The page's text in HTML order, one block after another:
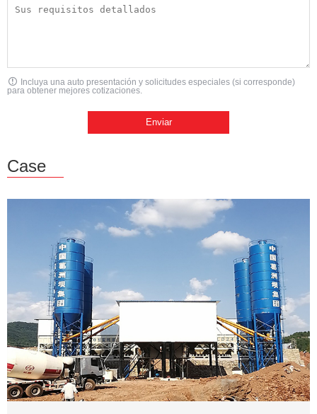
Incluya una auto presentación y solicitudes especiales (si corresponde)
para obtener mejores cotizaciones.
Case